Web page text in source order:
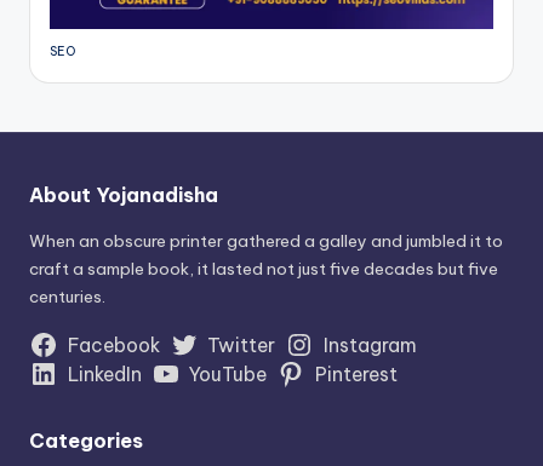
SEO
About Yojanadisha
When an obscure printer gathered a galley and jumbled it to
craft a sample book, it lasted not just five decades but five
centuries.
Facebook Twitter
Instagram
LinkedIn
YouTube Pinterest
Categories